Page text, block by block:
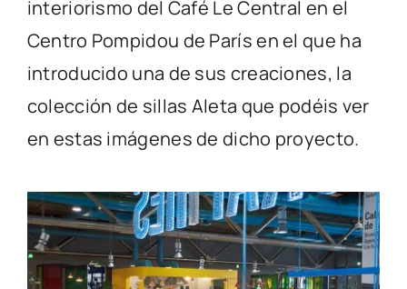
interiorismo del Café Le Central en el
Centro Pompidou de París en el que ha
introducido una de sus creaciones, la
colección de sillas Aleta que podéis ver
en estas imágenes de dicho proyecto.